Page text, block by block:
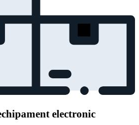
electronic